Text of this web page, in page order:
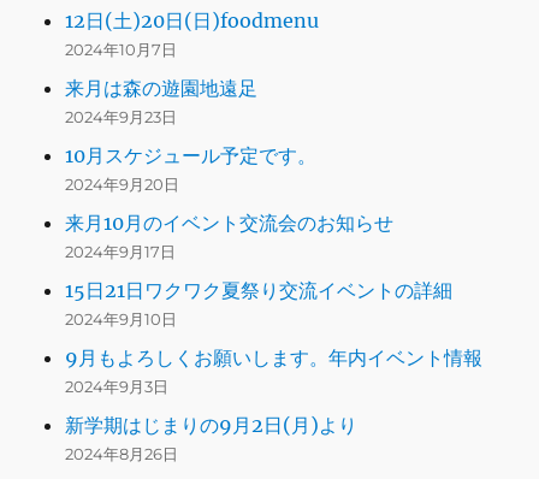
12日(土)20日(日)foodmenu
2024年10月7日
来月は森の遊園地遠足
2024年9月23日
10月スケジュール予定です。
2024年9月20日
来月10月のイベント交流会のお知らせ
2024年9月17日
15日21日ワクワク夏祭り交流イベントの詳細
2024年9月10日
9月もよろしくお願いします。年内イベント情報
2024年9月3日
新学期はじまりの9月2日(月)より
2024年8月26日